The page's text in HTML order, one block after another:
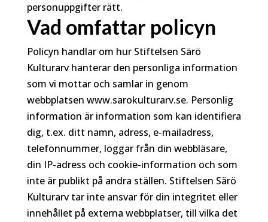
personuppgifter rätt.
Vad omfattar policyn
Policyn handlar om hur Stiftelsen Särö
Kulturarv hanterar den personliga information
som vi mottar och samlar in genom
webbplatsen www.sarokulturarv.se. Personlig
information är information som kan identifiera
dig, t.ex. ditt namn, adress, e-mailadress,
telefonnummer, loggar från din webbläsare,
din IP-adress och cookie-information och som
inte är publikt på andra ställen. Stiftelsen Särö
Kulturarv tar inte ansvar för din integritet eller
innehållet på externa webbplatser, till vilka det